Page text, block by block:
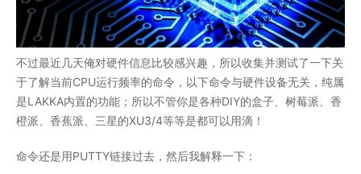
不过最近几天俺对硬件信息比较感兴趣，所以收集并测试了一下关
于了解当前CPU运行频率的命令，以下命令与硬件设备无关，纯属
是LAKKA内置的功能；所以不管你是各种DIY的盒子、树莓派、香
橙派、香蕉派、三星的XU3/4等等是都可以用滴！
命令还是用PUTTY链接过去，然后我解释一下：